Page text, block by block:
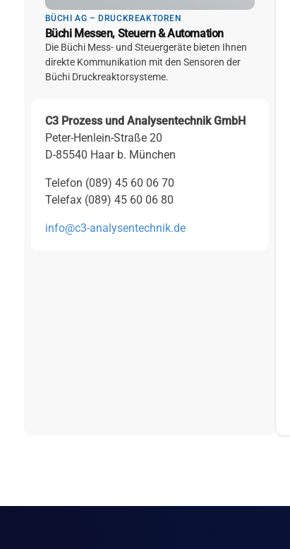
BÜCHI AG – DRUCKREAKTOREN
Büchi Messen, Steuern & Automation
Die Büchi Mess- und Steuergeräte bieten Ihnen
direkte Kommunikation mit den Sensoren der
Büchi Druckreaktorsysteme.
C3 Prozess und Analysentechnik GmbH
Peter-Henlein-Straße 20
D-85540 Haar b. München
Telefon (089) 45 60 06 70
Telefax (089) 45 60 06 80
info@c3-analysentechnik.de